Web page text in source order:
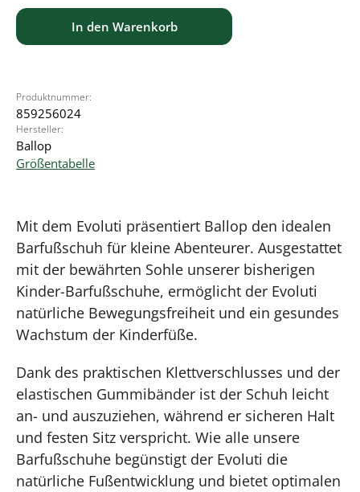
In den Warenkorb
Produktnummer:
859256024
Hersteller:
Ballop
Größentabelle
Mit dem Evoluti präsentiert Ballop den idealen
Barfußschuh für kleine Abenteurer. Ausgestattet
mit der bewährten Sohle unserer bisherigen
Kinder-Barfußschuhe, ermöglicht der Evoluti
natürliche Bewegungsfreiheit und ein gesundes
Wachstum der Kinderfüße.
Dank des praktischen Klettverschlusses und der
elastischen Gummibänder ist der Schuh leicht
an- und auszuziehen, während er sicheren Halt
und festen Sitz verspricht. Wie alle unsere
Barfußschuhe begünstigt der Evoluti die
natürliche Fußentwicklung und bietet optimalen